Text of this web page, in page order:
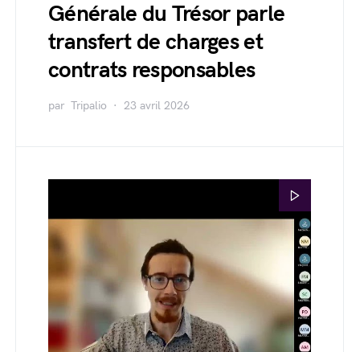
Générale du Trésor parle
transfert de charges et
contrats responsables
par Tripalio 23 avril 2026